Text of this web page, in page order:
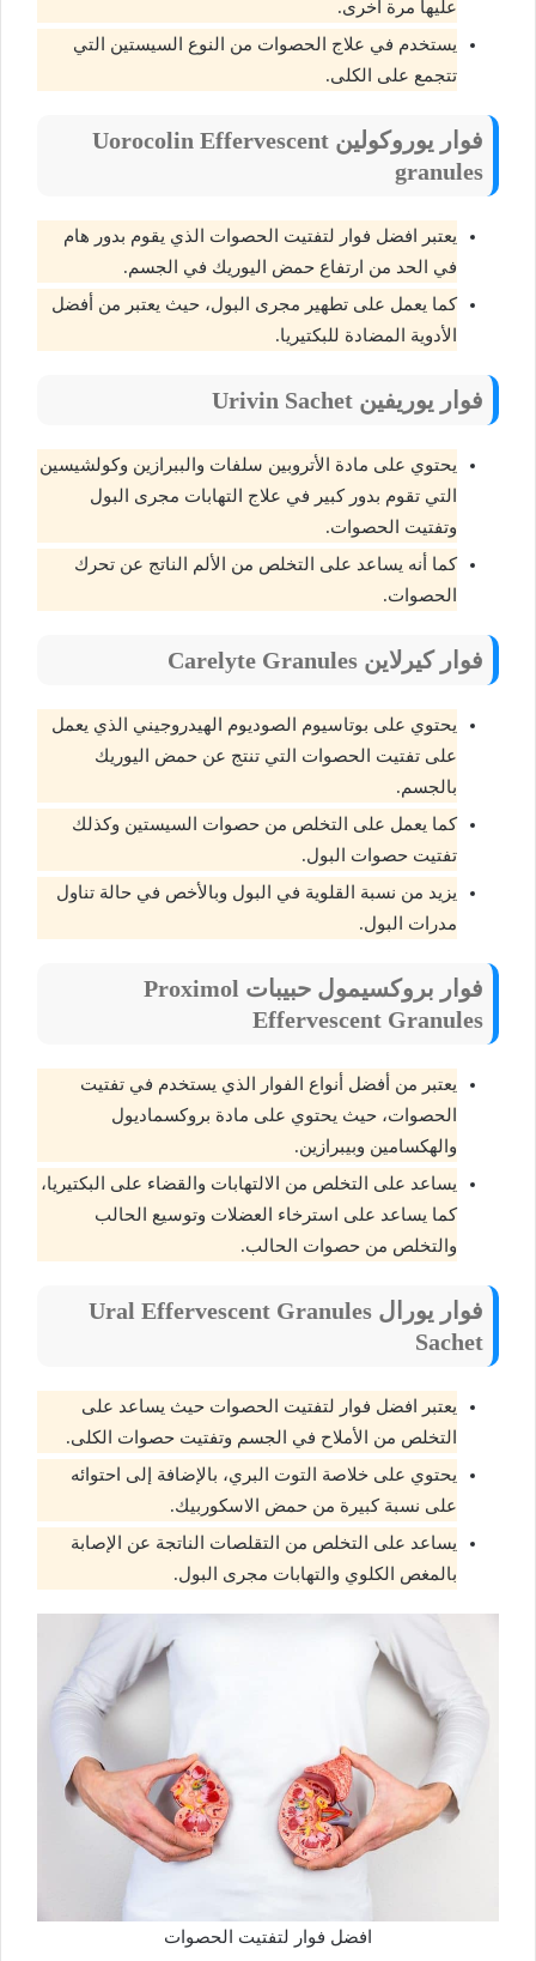
عليها مرة أخرى.
يستخدم في علاج الحصوات من النوع السيستين التي
تتجمع على الكلى.
فوار يوروكولين Uorocolin Effervescent
granules
يعتبر افضل فوار لتفتيت الحصوات الذي يقوم بدور هام
في الحد من ارتفاع حمض اليوريك في الجسم.
كما يعمل على تطهير مجرى البول، حيث يعتبر من أفضل
الأدوية المضادة للبكتيريا.
فوار يوريفين Urivin Sachet
يحتوي على مادة الأتروبين سلفات والببرازين وكولشيسين
التي تقوم بدور كبير في علاج التهابات مجرى البول
وتفتيت الحصوات.
كما أنه يساعد على التخلص من الألم الناتج عن تحرك
الحصوات.
فوار كيرلاين Carelyte Granules
يحتوي على بوتاسيوم الصوديوم الهيدروجيني الذي يعمل
على تفتيت الحصوات التي تنتج عن حمض اليوريك
بالجسم.
كما يعمل على التخلص من حصوات السيستين وكذلك
تفتيت حصوات البول.
يزيد من نسبة القلوية في البول وبالأخص في حالة تناول
مدرات البول.
فوار بروكسيمول حبيبات Proximol
Effervescent Granules
يعتبر من أفضل أنواع الفوار الذي يستخدم في تفتيت
الحصوات، حيث يحتوي على مادة بروكسماديول
والهكسامين وبيبرازين.
يساعد على التخلص من الالتهابات والقضاء على البكتيريا،
كما يساعد على استرخاء العضلات وتوسيع الحالب
والتخلص من حصوات الحالب.
فوار يورال Ural Effervescent Granules
Sachet
يعتبر افضل فوار لتفتيت الحصوات حيث يساعد على
التخلص من الأملاح في الجسم وتفتيت حصوات الكلى.
يحتوي على خلاصة التوت البري، بالإضافة إلى احتوائه
على نسبة كبيرة من حمض الاسكوربيك.
يساعد على التخلص من التقلصات الناتجة عن الإصابة
بالمغص الكلوي والتهابات مجرى البول.
افضل فوار لتفتيت الحصوات